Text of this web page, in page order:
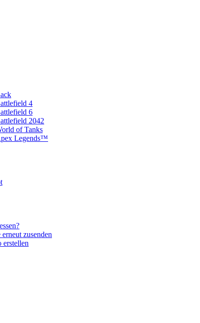
4
6
2042
of Tanks
Legends™
zusenden
erstellen